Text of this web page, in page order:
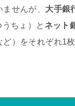
せんが、 大手銀
ちょ）と ネット
ど）をそれぞれ1